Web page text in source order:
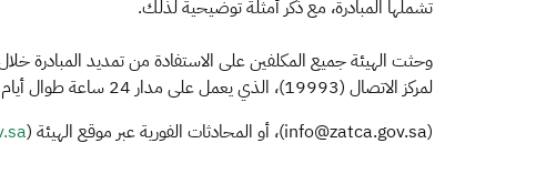
تشملها المبادرة، مع ذكر أمثلة توضيحية لذلك.
وحثت الهيئة جميع المكلفين على الاستفادة من تمديد المبادرة
لمركز الاتصال (19993)، الذي يعمل على مدار 24 ساعة طوال أيام الأسبوع، أو حساب "اسأل الزكاة والضريبة والجمارك" على منصة X (@
(info@zatca.gov.sa)، أو المحادثات الفورية عبر موقع الهيئة (